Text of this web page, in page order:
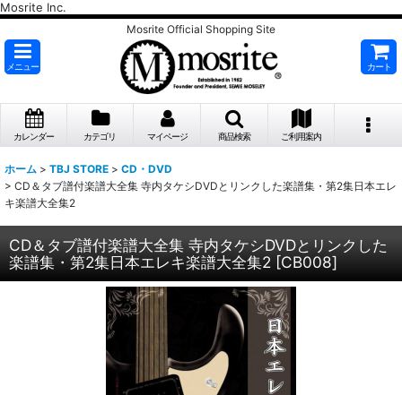
Mosrite Inc.
Mosrite Official Shopping Site
メニュー カート
カレンダー カテゴリ マイページ 商品検索 ご利用案内
ホーム > TBJ STORE > CD・DVD
> CD＆タブ譜付楽譜大全集 寺内タケシDVDとリンクした楽譜集・第2集日本エレ
キ楽譜大全集2
CD＆タブ譜付楽譜大全集 寺内タケシDVDとリンクした
楽譜集・第2集日本エレキ楽譜大全集2 [CB008]